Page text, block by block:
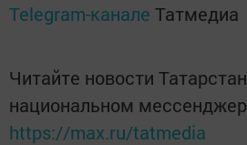
Telegram-канале Татмедиа
Читайте новости
национальном
https://max.ru/tatmedia